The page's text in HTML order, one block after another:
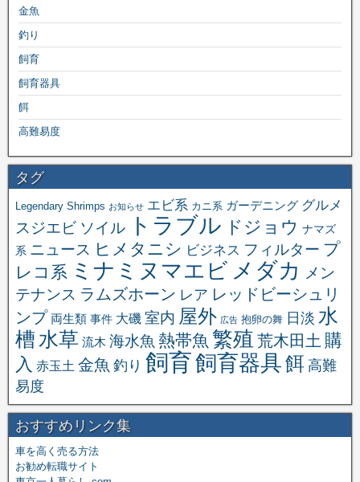
金魚
釣り
飼育
飼育器具
餌
高難易度
タグ
Legendary Shrimps お知らせ エビ系 カニ系 ガーデニング グルメ
スジエビ ソイル トラブル ドジョウ ナマズ
系 ニュース ヒメタニシ ビジネス フィルター プ
レコ系 ミナミヌマエビ メダカ
メン
テナンス ラムズホーン レア レッドビーシュリ
ンプ 両生類 事件 大磯 室内 屋外 広告 抱卵の舞 日淡 水
槽 水草 流木 海水魚 熱帯魚 繁殖 荒木田土 購
入 赤玉土 金魚 釣り 飼育飼育器具餌 高難
易度
おすすめリンク集
車を高く売る方法
お勧め転職サイト